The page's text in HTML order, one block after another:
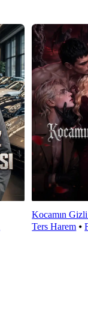
Kocamın Gizli
Ters Harem ⦁